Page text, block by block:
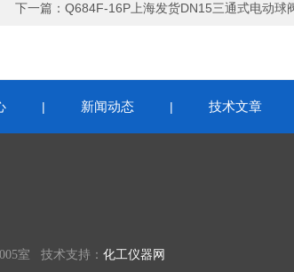
下一篇： Q684F-16P上海发货DN15三通式电动球
| 新闻动态 | 技术文章
室 技术支持： 化工仪器网